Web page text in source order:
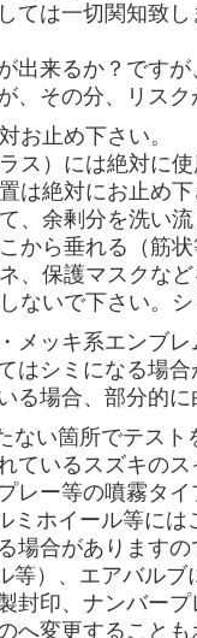
ては一切関知致し
出来るか？ですが
、その分、リスク
お止め下さい。
）には絶対に使
絶対にお止め下
余剰分を洗い流
ら垂れる（筋状
保護マスクなど
いで下さい。シ
メッキ系エンブ
はシミになる場合
る場合、部分的
い箇所でテスト
ているスズキの
ー等の噴霧タイ
ホイール等には
場合がありますの
）、エアバルブ
封印、ナンバー
へ変更することも